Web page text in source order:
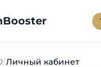
Личный кабинет